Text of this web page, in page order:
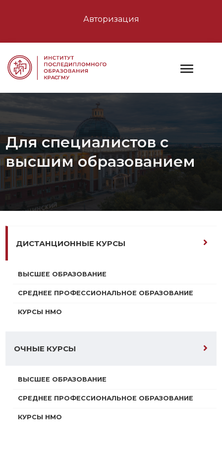
Авторизация
Для специалистов с
высшим образованием
ДИСТАНЦИОННЫЕ КУРСЫ
ВЫСШЕЕ ОБРАЗОВАНИЕ
СРЕДНЕЕ ПРОФЕССИОНАЛЬНОЕ ОБРАЗОВАНИЕ
КУРСЫ НМО
ОЧНЫЕ КУРСЫ
ВЫСШЕЕ ОБРАЗОВАНИЕ
СРЕДНЕЕ ПРОФЕССИОНАЛЬНОЕ ОБРАЗОВАНИЕ
КУРСЫ НМО